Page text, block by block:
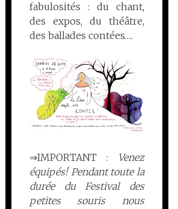
fabulosités : du chant,
des expos, du théâtre,
des ballades contées….
⇒IMPORTANT :
Venez
équipés! Pendant toute la
durée du Festival des
petites souris nous